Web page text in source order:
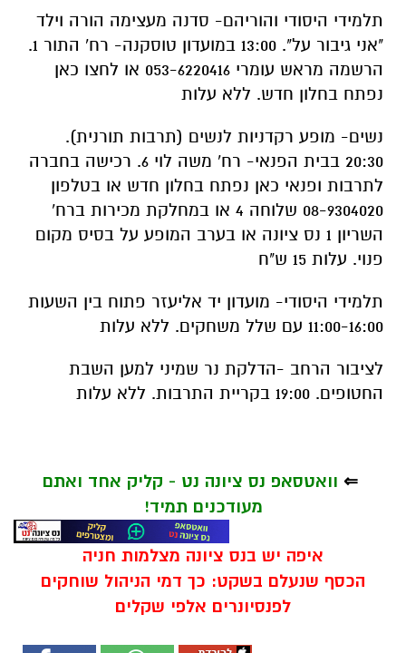
תלמידי היסודי והוריהם- סדנה מעצימה הורה וילד
"אני גיבור על". 13:00 במועדון טוסקנה- רח' התור 1.
הרשמה מראש עומרי 053-6220416 או לחצו כאן
נפתח בחלון חדש. ללא עלות
נשים- מופע רקדניות לנשים (תרבות תורנית).
20:30 בבית הפנאי- רח' משה לוי 6. רכישה בחברה
לתרבות ופנאי כאן נפתח בחלון חדש או בטלפון
08-9304020 שלוחה 4 או במחלקת מכירות ברח'
השריון 1 נס ציונה או בערב המופע על בסיס מקום
פנוי. עלות 15 ש"ח
תלמידי היסודי- מועדון יד אליעזר פתוח בין השעות
11:00-16:00 עם שלל משחקים. ללא עלות
לציבור הרחב -הדלקת נר שמיני למען השבת
החטופים. 19:00 בקריית התרבות. ללא עלות
⇐ וואטסאפ נס ציונה נט - קליק אחד ואתם
מעודכנים תמיד!
איפה יש בנס ציונה מצלמות חניה
הכסף שנעלם בשקט: כך דמי הניהול שוחקים
לפנסיונרים אלפי שקלים